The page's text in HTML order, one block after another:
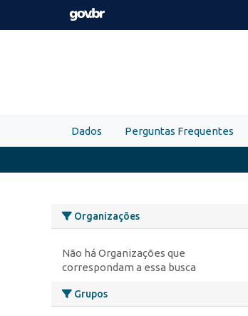
Skip to main content
Dados Perguntas Frequentes
Organizações
Não há Organizações que
correspondam a essa busca
Grupos